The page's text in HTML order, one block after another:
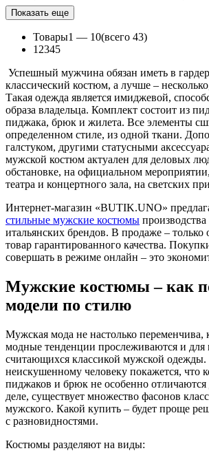
Показать еще
Товары1 — 10(всего 43)
1 2345
Успешный мужчина обязан иметь в
классический костюм, а лучше –
Такая одежда является имиджевой,
образа владельца. Комплект состоит из
пиджака, брюк и жилета. Все элементы
определенном стиле, из одной ткани.
галстуком, другими статусными
мужской костюм актуален для деловых
обстановке, на официальном
театра и концертного зала, на светских
Интернет-магазин «BUTIK.UNO»
стильные мужские костюмы
итальянских брендов. В продаже – только
товар гарантированного качества.
совершать в режиме онлайн – это
Мужские костюмы – как
модели по стилю
Мужская мода не настолько переменчива,
модные тенденции прослеживаются и для
считающихся классикой мужской одежды.
неискушенному человеку покажется, что
пиджаков и брюк не особенно
деле, существует множество фасонов
мужского. Какой купить – будет проще
с разновидностями.
Костюмы разделяют на виды: